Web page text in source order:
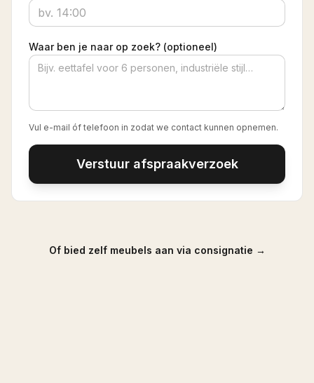
Waar ben je naar op zoek? (optioneel)
Vul e-mail óf telefoon in zodat we contact kunnen opnemen.
Verstuur afspraakverzoek
Of bied zelf meubels aan via consignatie →